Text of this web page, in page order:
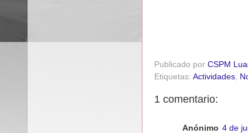
Publicado por CSPM
Etiquetas: Actividades,
1 comentario:
Anónimo 4 de